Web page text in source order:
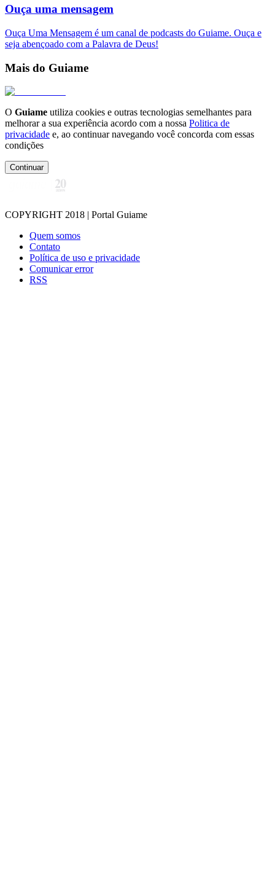
Ouça uma mensagem
Ouça Uma Mensagem é um canal de podcasts do Guiame. Ouça e
seja abençoado com a Palavra de Deus!
Mais do Guiame
O Guiame utiliza cookies e outras tecnologias semelhantes para
melhorar a sua experiência acordo com a nossa Politica de
privacidade e, ao continuar navegando você concorda com essas
condições
Continuar
COPYRIGHT 2018 | Portal Guiame
Quem somos
Contato
Política de uso e privacidade
Comunicar error
RSS